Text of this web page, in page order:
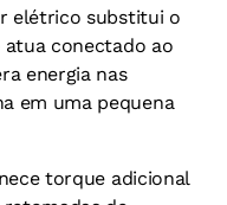
elétrico substitui o
conectado ao
energia nas
em uma pequena
torque adicional